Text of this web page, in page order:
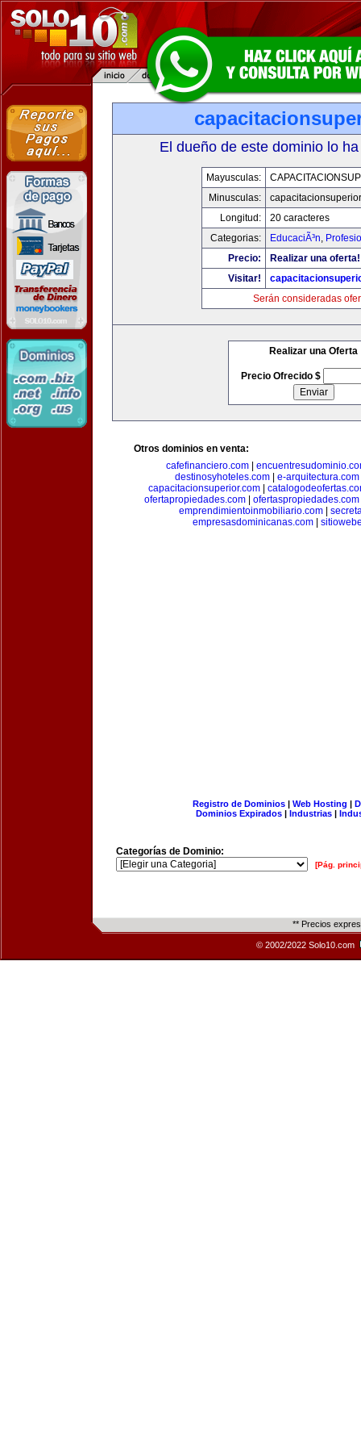
El dueño de este dominio lo
Mayusculas:
Minusculas:
Longitud:
20 caracteres
Categorias:
EducaciÃ³n,
Precio:
Realizar una oferta!
Visitar!
Serán consideradas
Realizar una Oferta
Precio Ofrecido $
Otros dominios en venta:
cafefinanciero.com
destinosyhoteles.com
e-arquitectura.com
capacitacionsuperior.com
ofertapropiedades.com
ofertaspropiedades.com
emprendimientoinmobiliario.com|
empresasdominicanas.com|
Registro de Dominios| Web Hosting |
Dominios Expirados | Industrias |
Categorías de Dominio:
[Pág.
** Precios
© 2002/2022 Solo10.com